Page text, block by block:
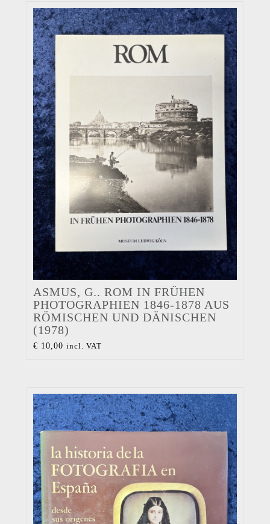
ASMUS, G.. ROM IN FRÜHEN
PHOTOGRAPHIEN 1846-1878 AUS
RÖMISCHEN UND DÄNISCHEN
(1978)
€ 10,00 incl. VAT